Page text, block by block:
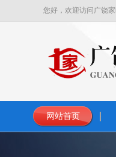
您好，欢迎访问广饶
网站首页